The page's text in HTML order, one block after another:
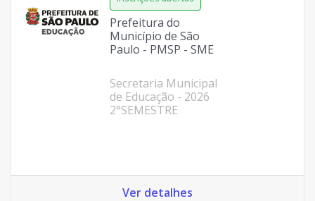
Prefeitura do
Município de São
Paulo - PMSP - SME
Secretaria Municipal
de Educação - 2026
2°SEMESTRE
Ver detalhes